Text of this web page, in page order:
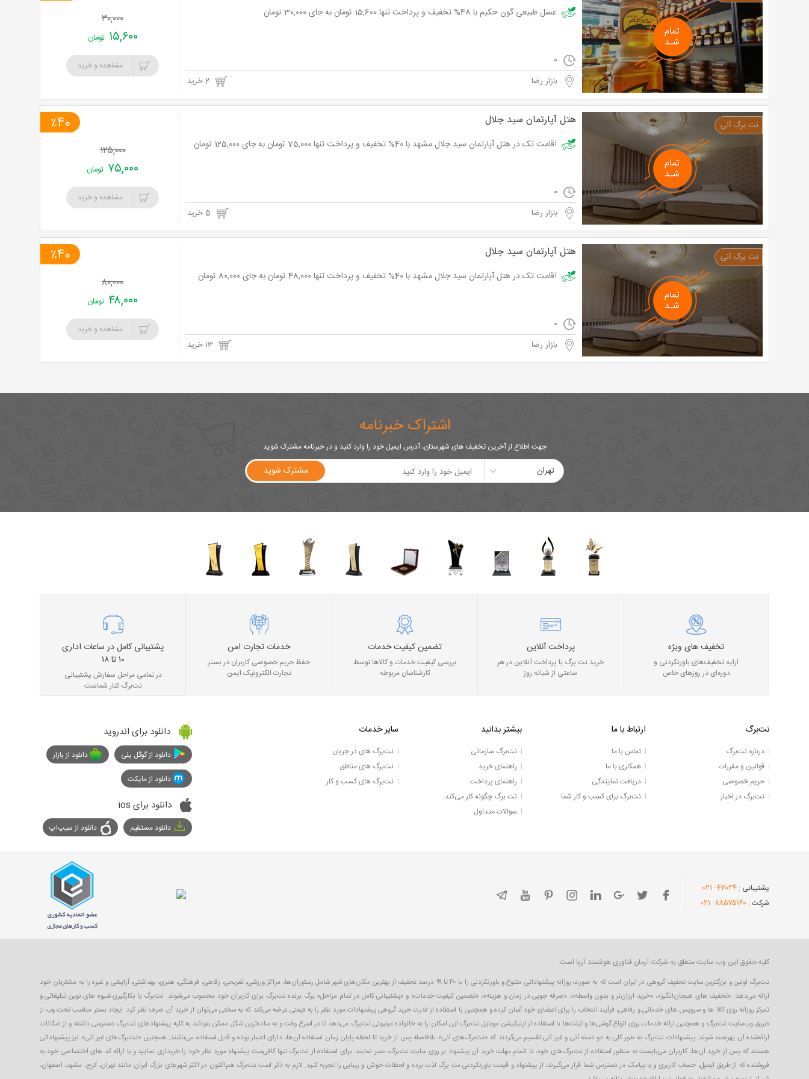
عسل طبیعی گون حکیم با 48% تخفیف و پرداخت تنها 15,600 تومان به جای 30,000 تومان
0
بازار رضا 2 خرید
۳۰,۰۰۰
۱۵,۶۰۰ تومان
مشاهده و خرید
هتل آپارتمان سید جلال
اقامت تک در هتل آپارتمان سید جلال مشهد با 40% تخفیف و پرداخت تنها 75,000 تومان به جای 125,000 تومان
0
بازار رضا
٪40
۱۲۵,۰۰۰
۷۵,۰۰۰ تومان
مشاهده و خرید
هتل آپارتمان سید جلال
اقامت تک در هتل آپارتمان سید جلال مشهد با 40% تخفیف و پرداخت تنها 48,000 تومان به جای 80,000 تومان
0
بازار رضا
٪40
۸۰,۰۰۰
۴۸,۰۰۰ تومان
مشاهده و خرید
اشتراک خبرنامه
جهت اطلاع از آخرین تخفیف های شهرستان، آدرس ایمیل خود را وارد کنید و در خبرنامه مشترک شوید
تهران مشترک شوید
تخفیف های ویژه
ارایه تخفیف‌های باورنکردنی و
دوره‌ای در روز‌های خاص
پرداخت آنلاین
خرید نت برگ با پرداخت آنلاین در هر
ساعتی از شبانه روز
تضمین کیفیت خدمات
بررسی کیفیت خدمات و کالاها توسط
کارشناسان مربوطه
خدمات تجارت امن
حفظ حریم خصوصی کاربران در بستر
تجارت الکترونیک ایمن
پشتیبانی کامل در ساعات اداری
۱۰ تا ۱۸
در تمامی مراحل سفارش پشتیبانی
نت‌برگ کنار شماست
دانلود برای اندروید
دانلود از گوگل پلی
دانلود از بازار
دانلود از مایکت
دانلود برای ios
دانلود مستقیم دانلود از سیپ‌اپ
نت‌برگ
درباره نت‌برگ
قوانین و مقررات
حریم خصوصی
نت‌برگ در اخبار
ارتباط با ما
تماس با ما
همکاری با ما
دریافت نمایندگی
نت‌برگ برای کسب و کار شما
بیشتر بدانید
نت‌برگ سازمانی
راهنمای خرید
راهنمای پرداخت
نت برگ چگونه کار می‌کند
سوالات متداول
سایر خدمات
نت‌برگ های در جریان
نت‌برگ های مناطق
نت‌برگ های کسب و کار
پشتیبانی : ۴۲۰۲۴- ۰۲۱
شرکت : ۸۸۵۷۵۱۶۰- ۰۲۱
کلیه حقوق این وب سایت متعلق به شرکت آرمان فناوری هوشمند آریا است.
نت‌برگ اولین و بزرگترین سایت تخفیف گروهی در ایران است که به صورت روزانه پیشنهاداتی متنوع و باورنکردنی را با ۴۰ تا ۹۹ درصد تخفیف از بهترین مکان‌های شهر شامل رستوران‌ها، مراکز ورزشی، تفریحی، رفاهی، فرهنگی، هنری، بهداشتی، آرایشی و غیره را به مشتریان خود
ارائه می‌دهد. «تخفیف های هیجان‌انگیز»، «خرید ارزان‌تر و بدون واسطه»، «صرفه جویی در زمان و هزینه»، «تضمین کیفیت خدمات» و «پشتیبانی کامل در تمام مراحل» برگ برنده نت‌برگ برای کاربران خود محسوب می‌شوند. نت‌برگ با بکارگیری شیوه های نوین تبلیغاتی و
تمرکز روزانه روی کالا ها و سرویس های خدماتی و رفاهی، فرآیند انتخاب را برای اعضای خود آسان کرده و همچنین با استفاده از قدرت خرید گروهی پیشنهادات مورد نظر را به قیمتی عرضه می‌کند که به سختی می‌توان از خرید آن صرف نظر کرد. ایجاد بستر مناسب تحت وب از
طریق وب‌سایت نت‌برگ و همچنین ارائه خدمات روی انواع گوشی‌ها و تبلت‌ها با استفاده از اپلیکیشن موبایل نت‌برگ این امکان را به خانواده میلیونی نت‌برگ می‌دهد تا در اسرع وقت و به ساده‌ترین شکل ممکن بتوانند به کلیه پیشنهادهای نت‌برگ دسترسی داشته و از امکانات
ارائه‌شده آن بهره‌مند شوند. پیشنهادات نت‌برگ به طور کلی به دو دسته آنی و غیر آنی تقسیم می‌گردند که «نت‌برگ‌های آنی» بلافاصله پس از خرید تا لحظه پایان زمان استفاده آن‌ها، دارای اعتبار بوده و قابل استفاده می‌باشند. همچنین «نت‌برگ‌های غیر آنی» نیز پیشنهاداتی
هستند که پس از خرید آن‌ها، کاربران می‌بایست به منظور استفاده از نت‌برگ‌های خود، تا اتمام مهلت خرید آن پیشنهاد بر روی سایت نت‌برگ، صبر نمایند. برای استفاده از نت‌برگ تنها کافی‌ست پیشنهاد مورد نظر خود را خریداری نمایید و با ارائه کد های اختصاصی خود به
فروشنده که از طریق ایمیل، حساب کاربری‌ و یا پیامک در دسترس شما قرار می‌گیرند، از پیشنهاد و قیمت باورنکردنی نت ‌برگ لذت برده و لحظات خوش و زیبایی را تجربه کنید. لازم به ذکر است نت‌برگ هم‌اکنون در اکثر شهرهای بزرگ ایران مانند تهران، کرج، مشهد، اصفهان،